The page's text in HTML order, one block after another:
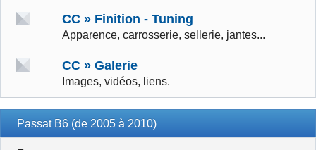
CC » Finition - Tuning
Apparence, carrosserie, sellerie, jantes...
CC » Galerie
Images, vidéos, liens.
Passat B6 (de 2005 à 2010)